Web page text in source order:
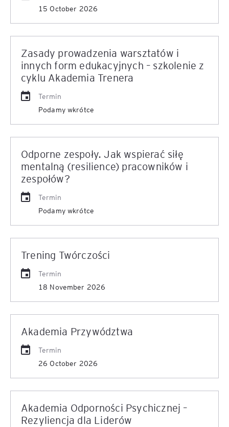
15 October 2026
Zasady prowadzenia warsztatów i
innych form edukacyjnych – szkolenie z
cyklu Akademia Trenera
Termin
Podamy wkrótce
Odporne zespoły. Jak wspierać siłę
mentalną (resilience) pracowników i
zespołów?
Termin
Podamy wkrótce
Trening Twórczości
Termin
18 November 2026
Akademia Przywództwa
Termin
26 October 2026
Akademia Odporności Psychicznej –
Rezyliencja dla Liderów